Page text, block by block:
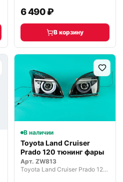
6 490 ₽
В корзину
В наличии
Toyota Land Cruiser
Prado 120 тюнинг фары
Арт. ZW813
Toyota Land Cruiser Prado 120 рестайлинг (2007—2009)